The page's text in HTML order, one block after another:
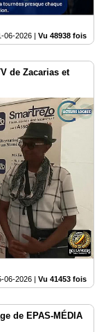
06-2026 | Vu 48938 fois
de Zacarias et
06-2026 | Vu 41453 fois
de EPAS-MÉDIA